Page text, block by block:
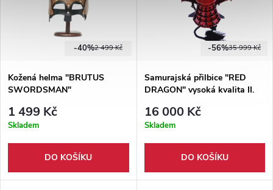
2 499 Kč
-40%
Kožená helma "BRUTUS
SWORDSMAN"
1 499 Kč
Skladem
DO KOŠÍKU
35 999 Kč
-56%
Samurajská přilbice "RED
DRAGON" vysoká kvalita II.
16 000 Kč
Skladem
DO KOŠÍKU